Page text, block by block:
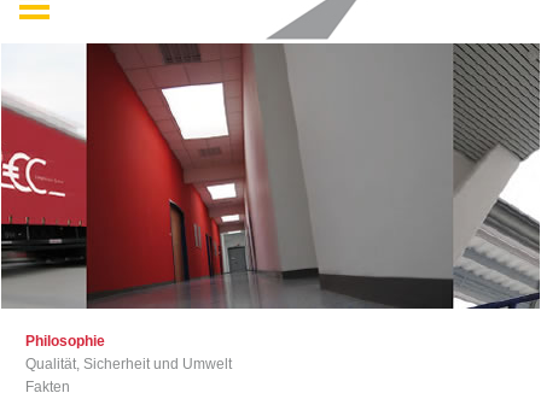
Philosophie
Qualität, Sicherheit und Umwelt
Fakten